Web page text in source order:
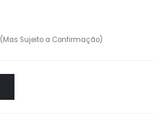
(Mas Sujeito a Confirmação)